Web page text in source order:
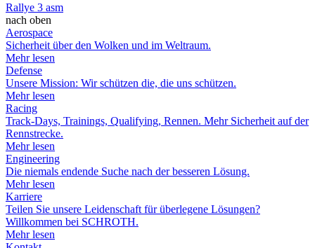
Rallye 3 asm
nach oben
Aerospace
Sicherheit über den Wolken und im Weltraum.
Mehr lesen
Defense
Unsere Mission: Wir schützen die, die uns schützen.
Mehr lesen
Racing
Track-Days, Trainings, Qualifying, Rennen. Mehr Sicherheit auf der
Rennstrecke.
Mehr lesen
Engineering
Die niemals endende Suche nach der besseren Lösung.
Mehr lesen
Karriere
Teilen Sie unsere Leidenschaft für überlegene Lösungen?
Willkommen bei SCHROTH.
Mehr lesen